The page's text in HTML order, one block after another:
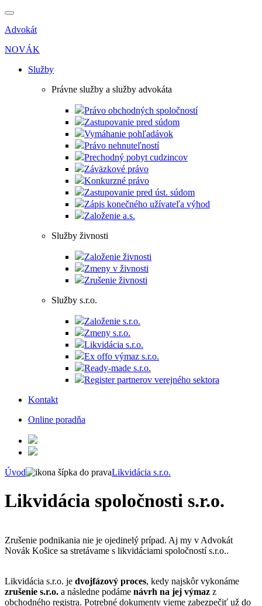
Advokát
NOVÁK
Služby
Právne služby a služby advokáta
Právo obchodných spoločností
Zastupovanie pred súdom
Vymáhanie pohľadávok
Právo nehnuteľností
Prechodný pobyt cudzincov
Záväzkové právo
Konkurzné právo
Zastupovanie pred úst. súdom
Zápis konečného užívateľa výhod
Založenie a.s.
Služby živnosti
Založenie živnosti
Zmeny v živnosti
Zrušenie živnosti
Služby s.r.o.
Založenie s.r.o.
Zmeny s.r.o.
Likvidácia s.r.o.
Ex offo výmaz s.r.o.
Ready-made s.r.o.
Register partnerov verejného sektora
Kontakt
Online poradňa
Úvod Likvidácia s.r.o.
Likvidácia spoločnosti s.r.o.
Zrušenie podnikania nie je ojedinelý prípad. Aj my v Advokát
Novák Košice sa stretávame s likvidáciami spoločností s.r.o..
Likvidácia s.r.o. je dvojfázový proces, kedy najskôr vykonáme
zrušenie s.r.o. a následne podáme návrh na jej výmaz z
obchodného registra. Potrebné dokumenty vieme zabezpečiť už do